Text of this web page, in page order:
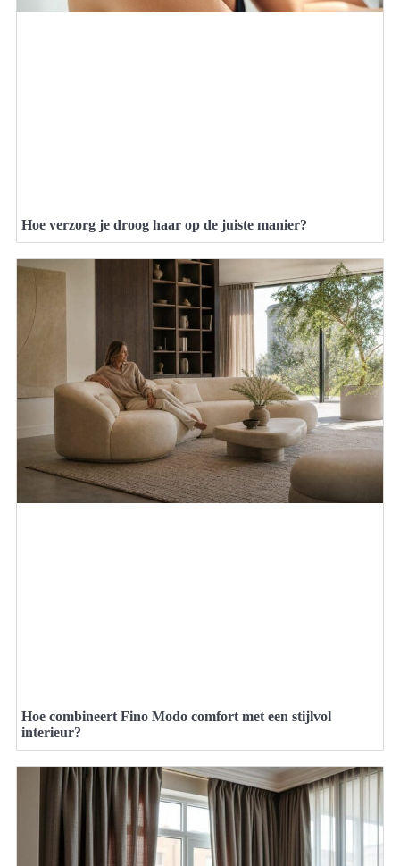
Hoe verzorg je droog haar op de juiste manier?
Hoe combineert Fino Modo comfort met een stijlvol
interieur?